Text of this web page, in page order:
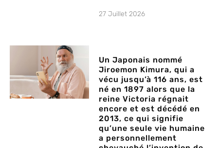
27 Juillet 2026
Un Japonais nommé
Jiroemon Kimura, qui a
vécu jusqu’à 116 ans, est
né en 1897 alors que la
reine Victoria régnait
encore et est décédé en
2013, ce qui signifie
qu’une seule vie humaine
a personnellement